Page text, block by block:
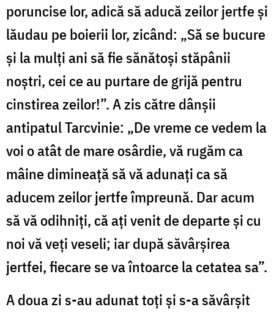
poruncise lor, adică să aducă zeilor jertfe și
lăudau pe boierii lor, zicând: „Să se bucure
și la mulți ani să fie sănătoși stăpânii
noștri, cei ce au purtare de grijă pentru
cinstirea zeilor!”. A zis către dânșii
antipatul Tarcvinie: „De vreme ce vedem la
voi o atât de mare osârdie, vă rugăm ca
mâine dimineață să vă adunați ca să
aducem zeilor jertfe împreună. Dar acum
să vă odihniți, că ați venit de departe și cu
noi vă veți veseli; iar după săvârșirea
jertfei, fiecare se va întoarce la cetatea sa”.
A doua zi s-au adunat toți și s-a săvârșit